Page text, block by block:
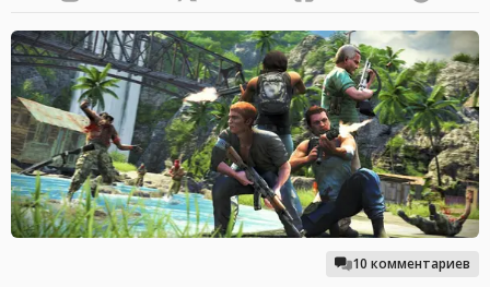
10 комментариев